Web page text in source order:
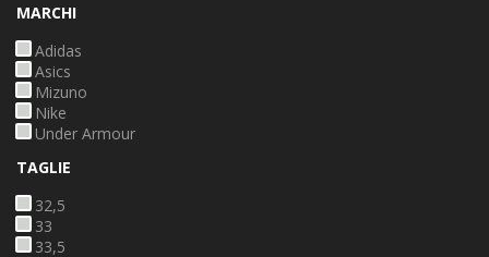
MARCHI
Adidas
Asics
Mizuno
Nike
Under Armour
TAGLIE
32,5
33
33,5